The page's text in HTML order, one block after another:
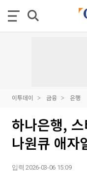
이투데이 금융 은행
하나은행,
나원큐 애자
입력 2026-03-06 15:09